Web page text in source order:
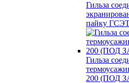
Гильза
пайку
Гильза
200 (ПОД